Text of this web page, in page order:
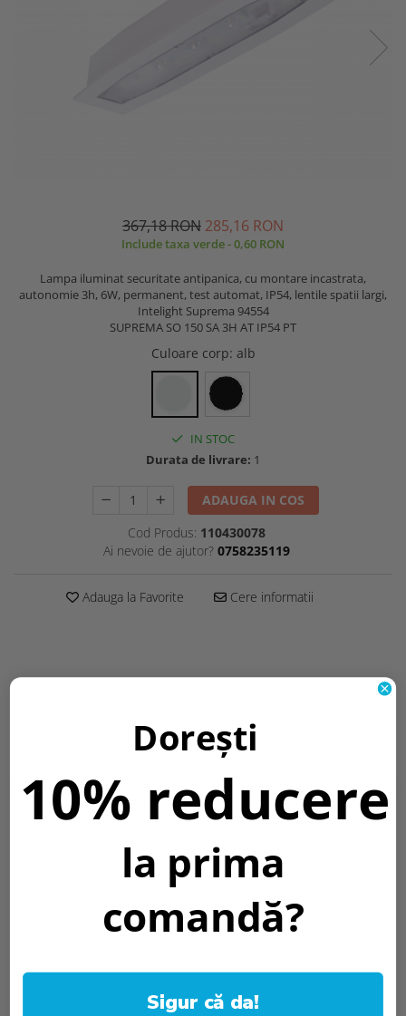
367,18 RON 285,16 RON
Include taxa verde - 0,60 RON
Lampa iluminat securitate antipanica, cu montare incastrata,
autonomie 3h, 6W, permanent, test automat, IP54, lentile spatii largi,
Intelight Suprema 94554
SUPREMA SO 150 SA 3H AT IP54 PT
Culoare corp: alb
IN STOC
Durata de livrare: 1
ADAUGA IN COS
Cod Produs: 110430078
Ai nevoie de ajutor? 0758235119
Adauga la Favorite Cere informatii
Suprema este o lampa iluminat led siguranta antipanica
- instalare usoara;
- grad de protectie IP54;
- posibilitatea de a folosi optici diferite;
- compatibilitate cu sistemul de monitorizare iluminat de
siguranta centralizat wireless de tip WELLS.
Temperatura culoare [K]::
4000K
Informatii conformitate produs
Dorești
10% reducere
la prima
comandă?
Sigur că da!